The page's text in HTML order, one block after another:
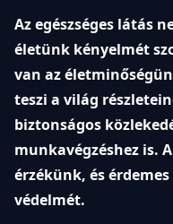
Az egészséges látás
életünk kényelmét
van az
teszi a világ
biztonságos
munkavégzéshez is.
érzékünk, és
védelmét.